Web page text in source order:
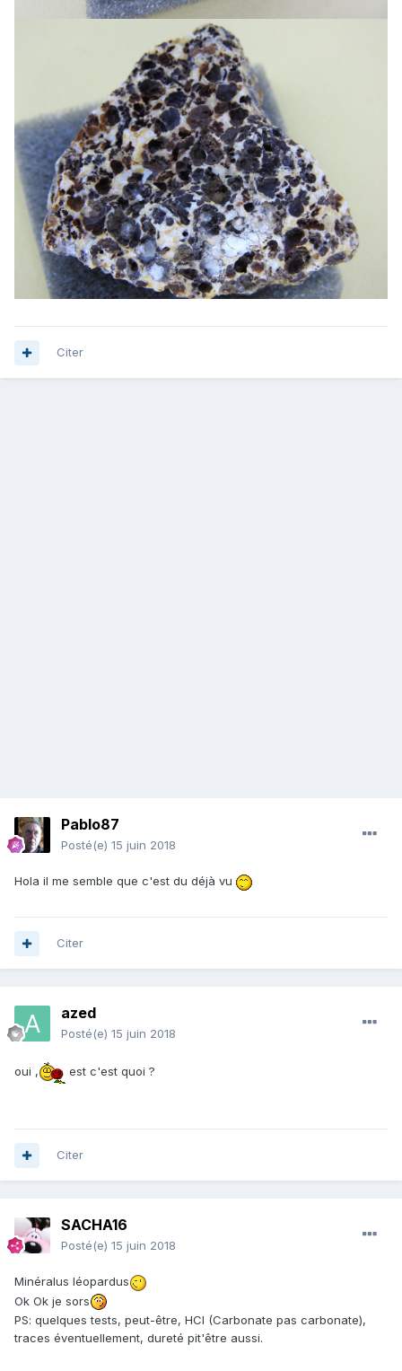
Citer
Pablo87
Posté(e) 15 juin 2018
Hola il me semble que c'est du déjà vu
Citer
azed
Posté(e) 15 juin 2018
oui , est c'est quoi ?
Citer
SACHA16
Posté(e) 15 juin 2018
Minéralus léopardus
Ok Ok je sors
PS: quelques tests, peut-être, HCl (Carbonate pas carbonate),
traces éventuellement, dureté pit'être aussi.